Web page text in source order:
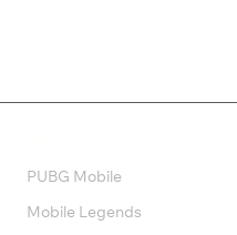
PUBG Mobile
Mobile Legends